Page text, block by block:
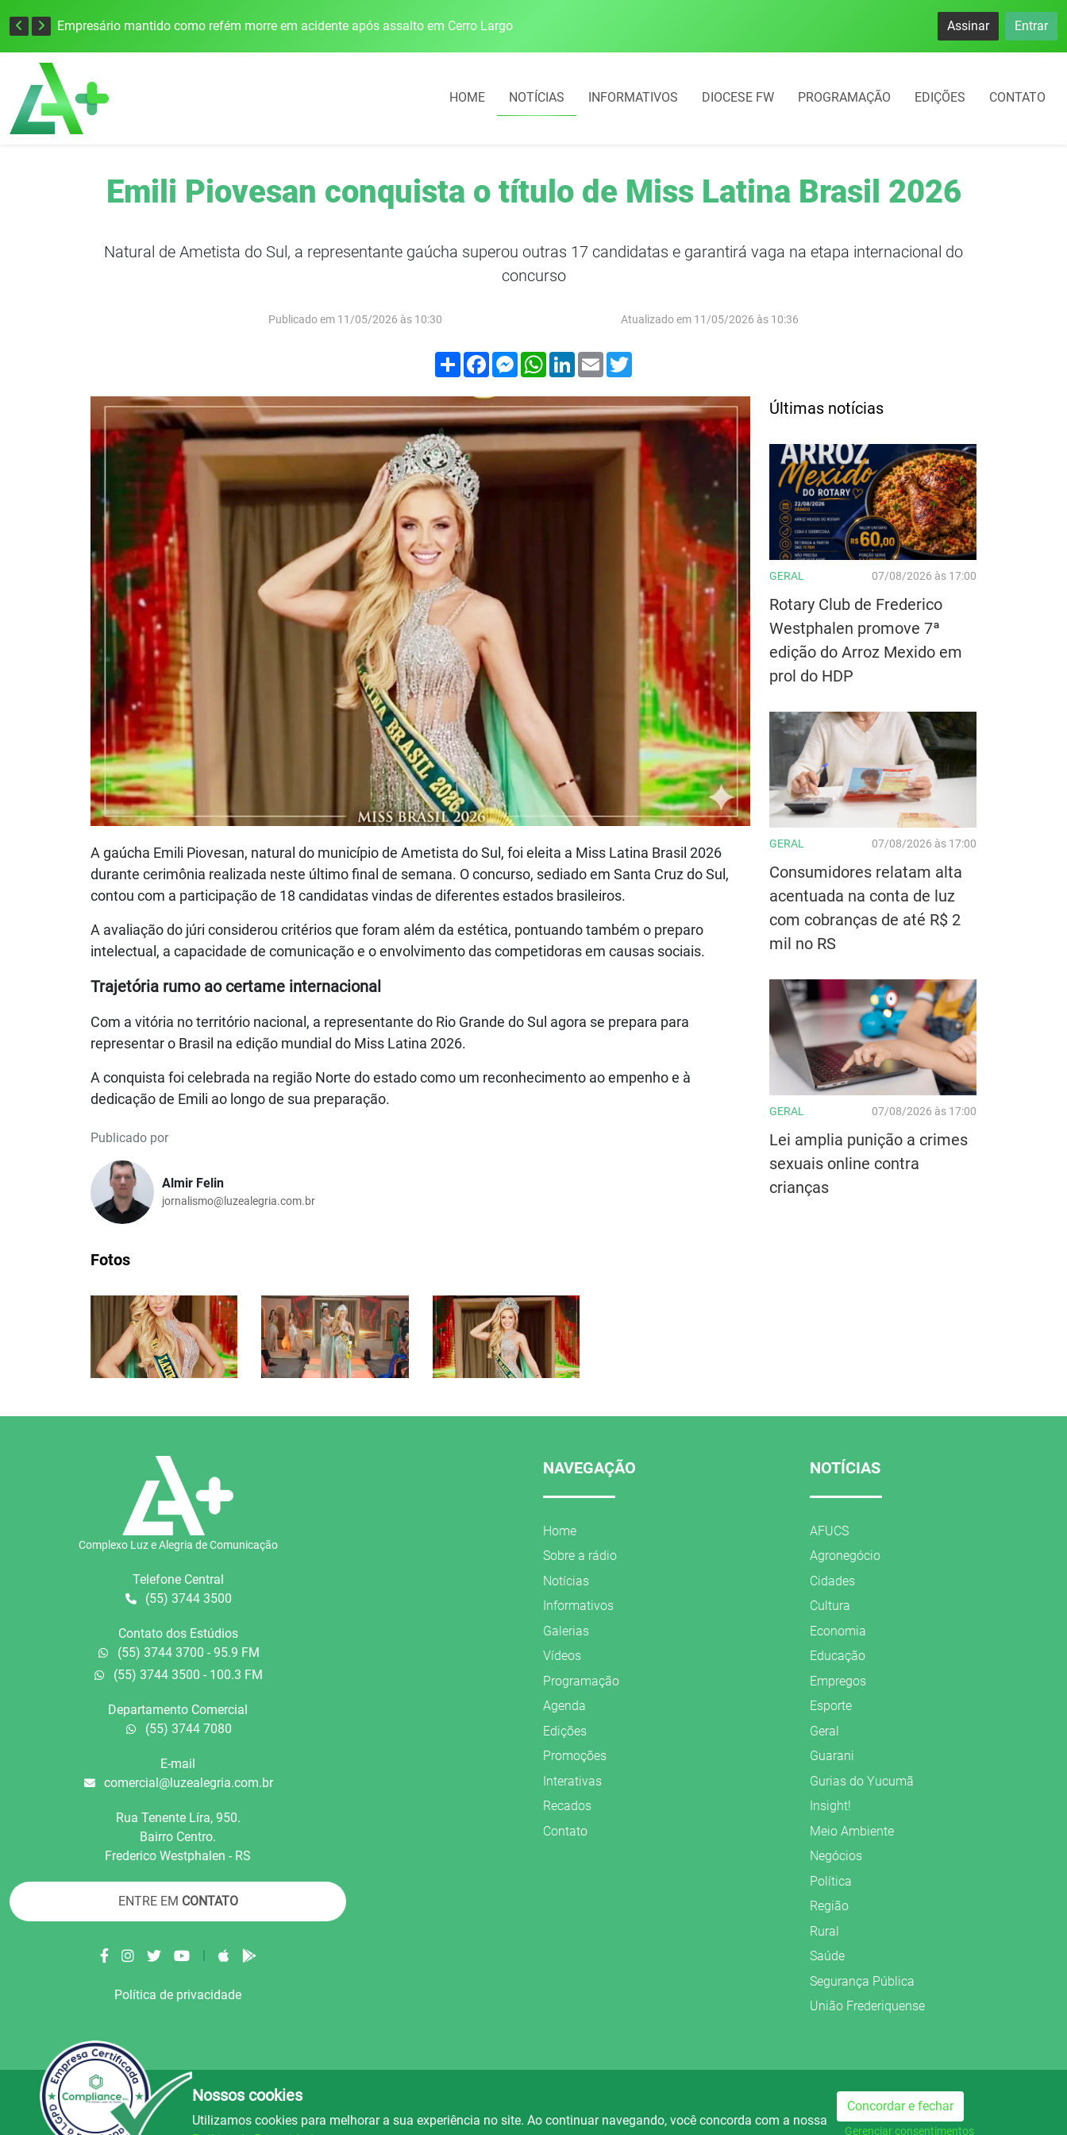
Empresário mantido como refém morre em acidente após assalto em Cerro Largo Cobrança do estacionamento rotativo começará em 10 dias em Frederico
Assinar Entrar
HOME NOTÍCIAS INFORMATIVOS DIOCESE FW PROGRAMAÇÃO EDIÇÕES CONTATO
Emili Piovesan conquista o título de Miss Latina Brasil 2026
Natural de Ametista do Sul, a representante gaúcha superou outras 17 candidatas e garantirá vaga na etapa internacional do
concurso
Publicado em 11/05/2026 às 10:30 Atualizado em 11/05/2026 às 10:36
Compartilhar
FacebookMessenger
WhatsApp
LinkedIn
Email
A gaúcha Emili Piovesan, natural do município de Ametista do Sul, foi eleita a Miss Latina Brasil 2026
durante cerimônia realizada neste último final de semana. O concurso, sediado em Santa Cruz do Sul,
contou com a participação de 18 candidatas vindas de diferentes estados brasileiros.
A avaliação do júri considerou critérios que foram além da estética, pontuando também o preparo
intelectual, a capacidade de comunicação e o envolvimento das competidoras em causas sociais.
Trajetória rumo ao certame internacional
Com a vitória no território nacional, a representante do Rio Grande do Sul agora se prepara para
representar o Brasil na edição mundial do Miss Latina 2026.
A conquista foi celebrada na região Norte do estado como um reconhecimento ao empenho e à
dedicação de Emili ao longo de sua preparação.
Publicado por
Almir Felin
jornalismo@luzealegria.com.br
Fotos
Últimas notícias
GERAL 07/08/2026 às 17:00
Rotary Club de Frederico
Westphalen promove 7ª
edição do Arroz Mexido em
prol do HDP
GERAL 07/08/2026 às 17:00
Consumidores relatam alta
acentuada na conta de luz
com cobranças de até R$ 2
mil no RS
GERAL 07/08/2026 às 17:00
Lei amplia punição a crimes
sexuais online contra
crianças
Complexo Luz e Alegria de Comunicação
Telefone Central
(55) 3744 3500
Contato dos Estúdios
(55) 3744 3700 - 95.9 FM
(55) 3744 3500 - 100.3 FM
Departamento Comercial
(55) 3744 7080
E-mail
comercial@luzealegria.com.br
Rua Tenente Líra, 950.
Bairro Centro.
Frederico Westphalen - RS
ENTRE EM CONTATO
Política de privacidade
NAVEGAÇÃO
Home
Sobre a rádio
Notícias
Informativos
Galerias
Vídeos
Programação
Agenda
Edições
Promoções
Interativas
Recados
Contato
NOTÍCIAS
AFUCS
Agronegócio
Cidades
Cultura
Economia
Educação
Empregos
Esporte
Geral
Guarani
Gurias do Yucumã
Insight!
Meio Ambiente
Negócios
Política
Região
Rural
Saúde
Segurança Pública
União Frederiquense
© Copyright 2022. LA+ Todos os direitos reservados. Preparado no
e Alegria FM Rádio Avenida Rádio Fortaleza Rádio Ametista Rádio Palmeira FM Rádio Palmeira AM
Nossos cookies
Utilizamos cookies para melhorar a sua experiência no site. Ao continuar navegando, você concorda com a nossa
Concordar e fechar
Gerenciar consentimentos